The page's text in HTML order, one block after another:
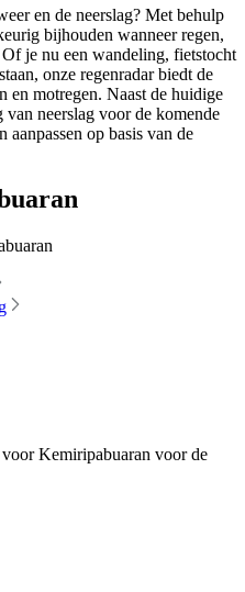
en de neerslag? Met behulp
bijhouden wanneer regen,
je nu een wandeling, fietstocht
onze regenradar biedt de
en motregen. Naast de huidige
neerslag voor de komende
op basis van de
voor Kemiripabuaran voor de